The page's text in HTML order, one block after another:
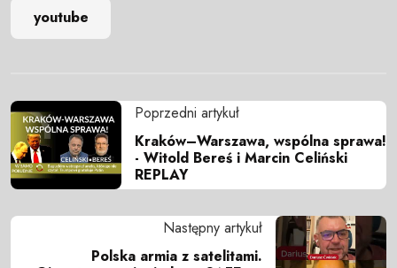
youtube
Poprzedni artykuł
Kraków–Warszawa, wspólna sprawa!
- Witold Bereś i Marcin Celiński
REPLAY
Następny artykuł
Polska armia z satelitami.